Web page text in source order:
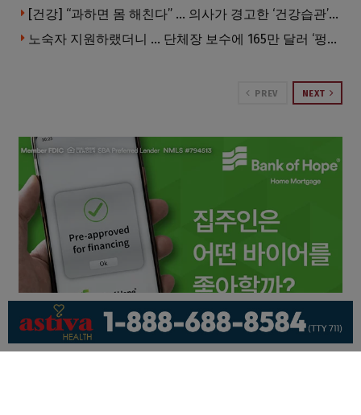
[건강] “과하면 몸 해친다” … 의사가 경고한 ‘건강습관’ 5가지
노숙자 지원하랬더니 … 단체장 보수에 165만 달러 ‘펑펑’
PREV NEXT